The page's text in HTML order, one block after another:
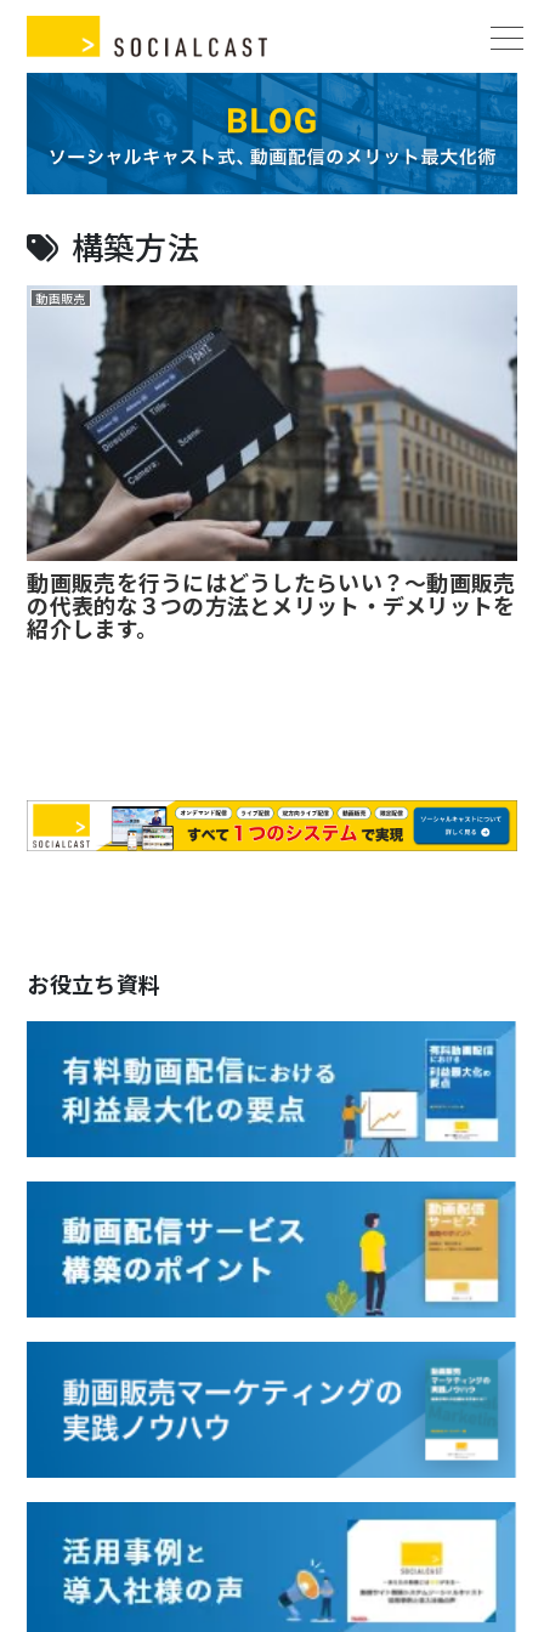
構築方法
動画販売
動画販売を行うにはどうしたらいい？～動画販売
の代表的な３つの方法とメリット・デメリットを
紹介します。
お役立ち資料